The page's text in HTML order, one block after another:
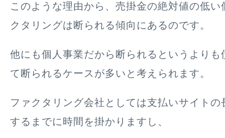
このような理由から、 売掛金の絶対値の低い
クタリングは断られる傾向にあるのです。
他にも個人事業だから断られるというよりも
て断られるケースが多いと考えられます。
ファクタリング会社としては支払いサイト
するまでに時間を掛かりますし、